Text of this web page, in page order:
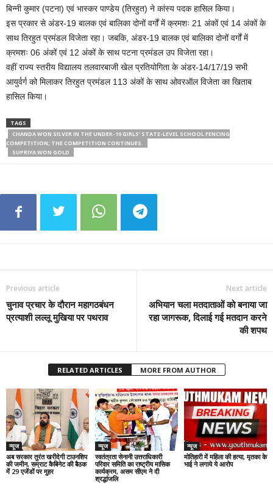
बिन्नी कुमार (पटना) एवं भास्कर पाण्डेय (तिरहुत) ने कांस्य पदक हासिल किया।
इस प्रकार से अंडर-19 बालक एवं बालिका दोनों वर्गों में क्रमशः 21 अंकों एवं 14 अंकों के
साथ तिरहुत प्रमंडल विजेता रहा। जबकि, अंडर-19 बालक एवं बालिका दोनों वर्गों में
क्रमशः 06 अंकों एवं 12 अंकों के साथ पटना प्रमंडल उप विजेता रहा।
वहीं राज्य स्तरीय विद्यालय तलवारबाजी खेल प्रतियोगिता के अंडर-14/17/19 सभी
आयुर्वर्ग को मिलाकर तिरहुत प्रमंडल 113 अंकों के साथ ओवरऑल विजेता का खिताब
हासिल किया।
TAGS
CHANDA WON SILVER IN THE UNDER-19 GIRLS' STATE-LEVEL SCHOOL FENCING
COMPETITION; THE COMPETITION CONTINUES.
SUPRIYA WON GOLD
Previous article
चुनाव प्रचार के दौरान महागठबंधन
प्रत्याशी लल्लू मुखिया पर पथराव
Next article
अभियान चला मतदाताओं को बनाया जा
रहा जागरूक, दिलाई गई मतदान करने
की शपथ
RELATED ARTICLES MORE FROM AUTHOR
न्यूज
अब सरकार तुरंत खरीदेगी टाउनशिप
की जमीन, सम्राट कैबिनेट की बैठक
में 29 एजेंडों पर मुहर
न्यूज
स्वतंत्रता सेनानी उत्तराधिकारी
परिवार समिति का राष्ट्रीय मासिक
कार्यक्रम, असम सीएम ने दी
श्रद्धांजलि
न्यूज
मोतिहारी में महिला की हत्या, मृतका के
भाई ने लगाये ये आरोप